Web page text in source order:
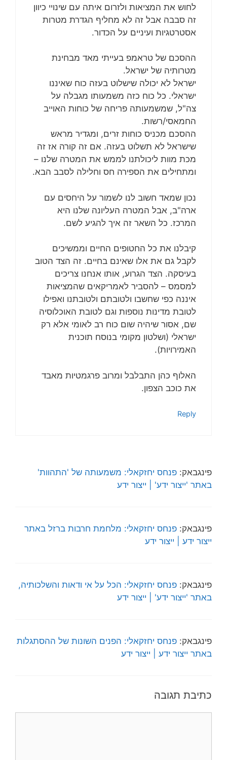
לחוש את המציאות ולזרום איתה עם שינויי כיוון
זה סבבה אבל זה לא מחליף הגדרת מטרות
אסטרטגיות ועיניים על הכדור.
ההסכם של טראמפ בעייתי מאד מבחינת
מטרותיה של ישראל.
ישראל לא יכולה שישלוט בעזה כוח שאיננו
ישראלי. כל כוח כזה משמעותו מגבלה על
צה"ל, שמשמעותה פריחה של כוחות האוייב
החמאסי/רשות.
ההסכם מכניס כוחות זרים, ומגדיר מראש
שישראל לא תשלוט בעזה. אם זה קורה אז זה
מכת מוות ליכולתנו לממש את המטרה שלנו –
ומתחילים את הספירה חס וחלילה לסבב הבא.
נכון שמאד חשוב לנו לשמור על היחסים עם
ארה"ב, אבל המטרה העליונה שלנו היא
המרכז. כל השאר זה איך להגיע לשם.
קיבלנו את כל החטופים החיים וממשיכים
לקבל גם את אלו שאינם בחיים. זה הצד הטוב
בעיסקה. הצד הגרוע, אותו אנחנו צריכים
למסמס – להסביר לאמריקאים שהמציאות
איננה כפי שחשבו ולטובתם ולטובתנו ואפילו
לטובת מדינות נוספות וגם לטובת האוכלוסיה
שם, אסור שיהיה שום כוח רב לאומי אלא רק
ישראלי (ושלטון מקומי בנוסח תוכנית
האמירויות).
האלוף כהן התבלבל ומרוב פרגמטיות מאבד
את כוכב הצפון.
Reply
פינגבאק: פנחס יחזקאלי: משמעותה של 'התהוות'
באתר 'ייצור ידע' | ייצור ידע
פינגבאק: פנחס יחזקאלי: מלחמת חרבות ברזל באתר
ייצור ידע | ייצור ידע
פינגבאק: פנחס יחזקאלי: הכל על אי ודאות והשלכותיה,
באתר 'ייצור ידע' | ייצור ידע
פינגבאק: פנחס יחזקאלי: הפנים השונות של ההסתגלות
באתר ייצור ידע | ייצור ידע
כתיבת תגובה